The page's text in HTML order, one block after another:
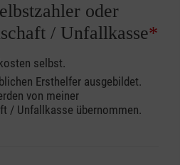
oder
/ Unfallkasse*
selbst.
Ersthelfer ausgebildet.
von meiner
/ Unfallkasse übernommen.